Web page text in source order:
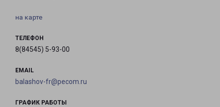
на карте
ТЕЛЕФОН
8(84545) 5-93-00
EMAIL
balashov-fr@pecom.ru
ГРАФИК РАБОТЫ